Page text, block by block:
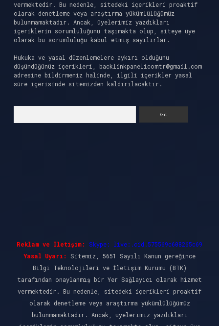
vermektedir. Bu nedenle, sitedeki içerikleri proaktif
olarak denetleme veya araştırma yükümlülüğümüz
bulunmamaktadır. Ancak, üyelerimiz yazdıkları
içeriklerin sorumluluğunu taşımakta olup, siteye üye
olarak bu sorumluluğu kabul etmiş sayılırlar.
Hukuka ve yasal düzenlemelere aykırı olduğunu
düşündüğünüz içerikleri, backlinkpanelicomtr@gmail.com
adresine bildirmeniz halinde, ilgili içerikler yasal
süre içerisinde sitemizden kaldırılacaktır.
Reklam ve İletişim:
Skype: live:.cid.575569c608265c69
Yasal Uyarı:
Sitemiz, 5651 Sayılı Kanun gereğince
Bilgi Teknolojileri ve İletişim Kurumu (BTK)
tarafından onaylanmış bir Yer Sağlayıcı olarak hizmet
vermektedir. Bu nedenle, sitedeki içerikleri proaktif
olarak denetleme veya araştırma yükümlülüğümüz
bulunmamaktadır. Ancak, üyelerimiz yazdıkları